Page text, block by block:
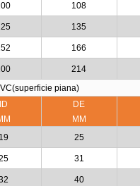
108
135
166
214
piana)
ID
DE
MM
19 25
31
40